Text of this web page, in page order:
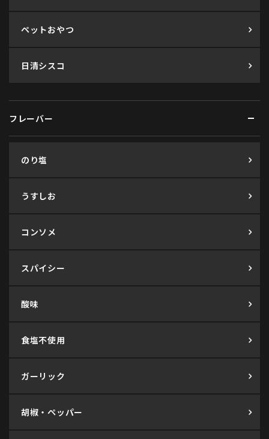
ペットおやつ
日清シスコ
フレーバー
のり塩
うすしお
コンソメ
スパイシー
酸味
食塩不使用
ガーリック
胡椒・ペッパー